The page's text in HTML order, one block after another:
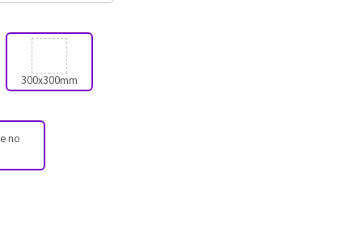
300x300mm
no